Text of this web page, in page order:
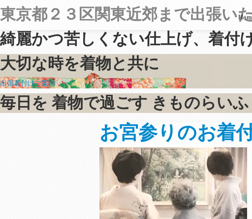
東京都２３区関東近郊まで出張い
綺麗かつ苦しくない仕上げ、 着付
大切な時を着物と共に
出張着付けご案内
毎日を 着物で過ごす きものらいふ
お宮参りのお着